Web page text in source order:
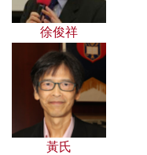
徐俊祥
黃氏